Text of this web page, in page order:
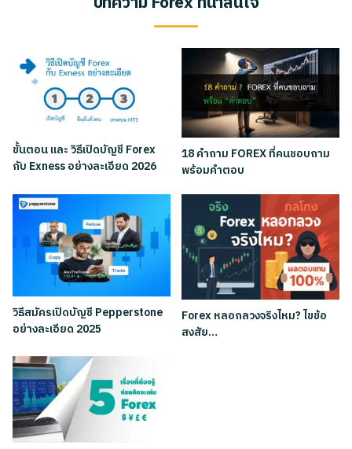
ขั้นตอน และ วิธีเปิดบัญชี Forex
กับ Exness อย่างละเอียด 2026
18 คำถาม FOREX ที่คนชอบถาม
พร้อมคำตอบ
วิธีสมัครเปิดบัญชี Pepperstone
อย่างละเอียด 2025
Forex หลอกลวงจริงไหม? ไขข้อ
สงสัย…